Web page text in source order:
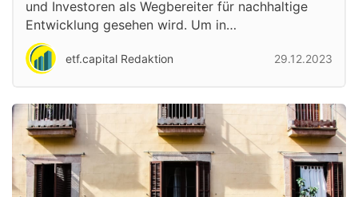
und Investoren als Wegbereiter für nachhaltige
Entwicklung gesehen wird. Um in…
etf.capital Redaktion 29.12.2023